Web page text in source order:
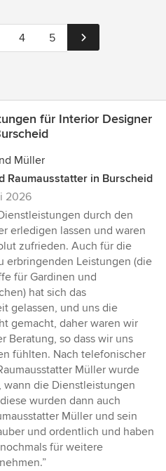
4 5
für Interior Designer
Müller
Raumausstatter in Burscheid
2026
durch den
erledigen lassen und waren
zufrieden. Auch für die
erbringenden Leistungen (die
für Gardinen und
hat sich das
gelassen, und uns die
gemacht, daher waren wir
Beratung, so dass wir uns
fühlten. Nach telefonischer
Müller wurde
die Dienstleistungen
wurden dann auch
Müller und sein
und ordentlich und haben
für weitere